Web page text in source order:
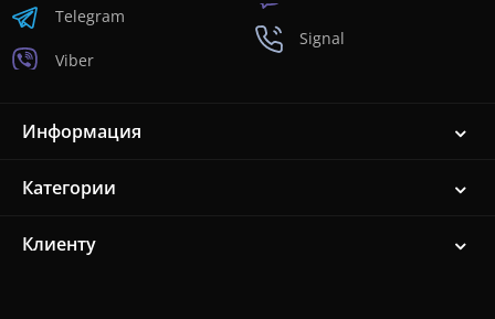
Telegram
Viber
Signal
Информация
Категории
Клиенту